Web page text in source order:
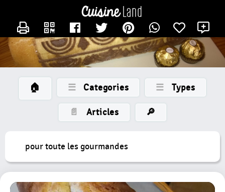
🏠 ☰ Categories ☰ Types
📄 Articles 🔎
des
recettes
×
Toutes
Les
Recettes
Gateaux
Tarte
Nouvelle
×
pour toute les gourmandes
CONTACTER LAMERECOTCOT